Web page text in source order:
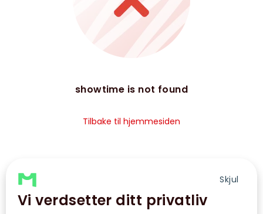
Skjul
Vi verdsetter ditt privatliv
showtime is not found
Tilbake til hjemmesiden